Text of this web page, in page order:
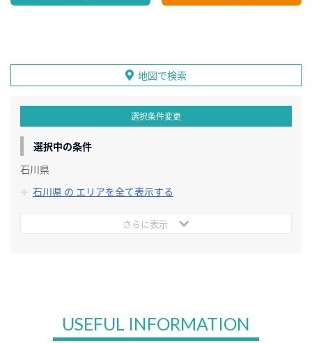
地図で検索
選択条件変更
選択中の条件
石川県
石川県 の エリアを全て表示する
さらに表示
USEFUL INFORMATION